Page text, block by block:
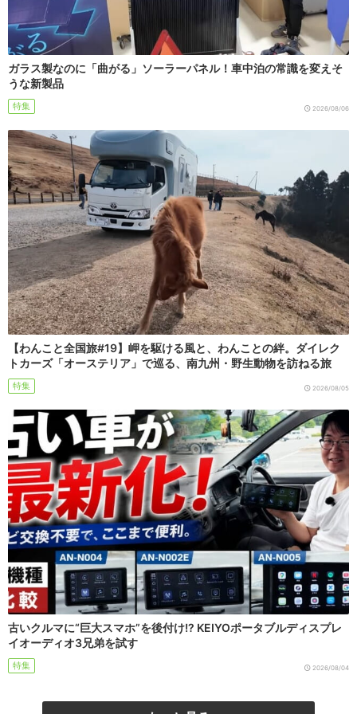
ガラス製なのに「曲がる」ソーラーパネル！車中泊の常識を変えそ
うな新製品
特集 2026/08/06
【わんこと全国旅#19】岬を駆ける風と、わんことの絆。ダイレク
トカーズ「オーステリア」で巡る、南九州・野生動物を訪ねる旅
特集 2026/08/05
古いクルマに“巨大スマホ”を後付け!? KEIYOポータブルディスプレ
イオーディオ3兄弟を試す
特集 2026/08/04